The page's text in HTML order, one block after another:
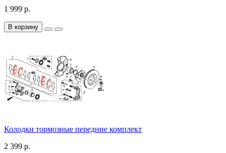
1 999 р.
В корзину
Колодки тормозные передние комплект
2 399 р.